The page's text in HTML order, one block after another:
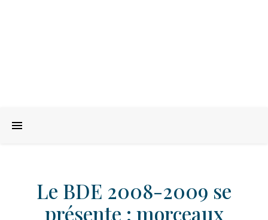
Le BDE 2008-2009 se
présente : morceaux